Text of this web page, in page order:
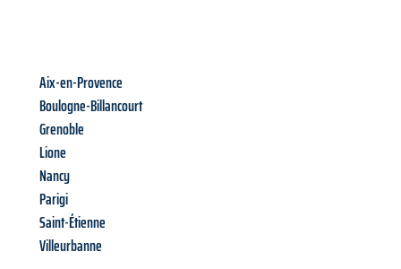
Aix-en-Provence
Boulogne-Billancourt
Grenoble
Lione
Nancy
Parigi
Saint-Étienne
Villeurbanne